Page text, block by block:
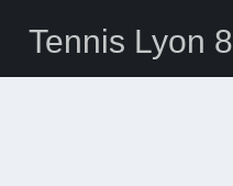
Tennis Lyon 8